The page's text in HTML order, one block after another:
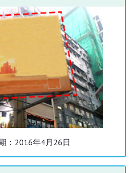
：2016年4月26日